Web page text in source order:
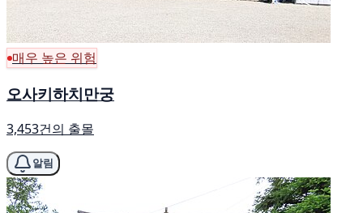
매우 높은 위험
오사키하치만궁
3,453건의 출몰
알림